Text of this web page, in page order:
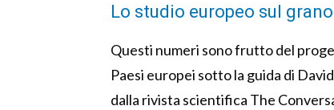
Lo studio europeo sul grano
Questi numeri sono frutto del
Paesi europei sotto la guida di
dalla rivista scientifica The